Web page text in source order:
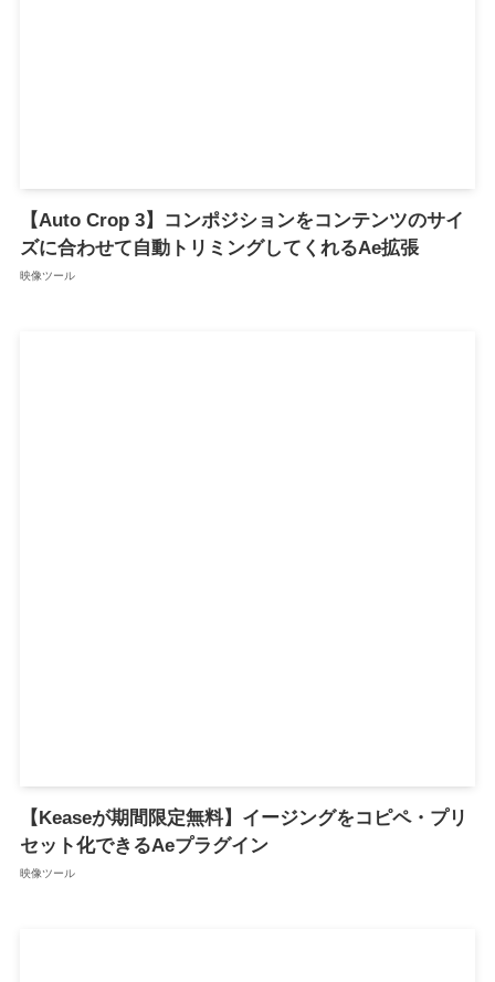
【Auto Crop 3】コンポジションをコンテンツのサイ
ズに合わせて自動トリミングしてくれるAe拡張
映像ツール
【Keaseが期間限定無料】イージングをコピペ・プリ
セット化できるAeプラグイン
映像ツール